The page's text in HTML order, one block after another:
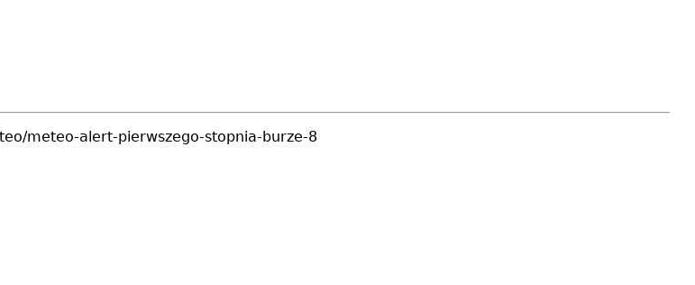
meteo-alert-pierwszego-stopnia-burze-8